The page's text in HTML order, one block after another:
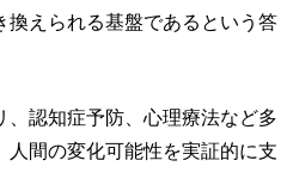
換えられる基盤であるという答
、認知症予防、心理療法など多
間の変化可能性を実証的に支